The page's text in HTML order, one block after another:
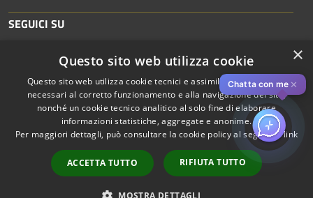
SEGUICI SU
RSS
Accessibilità
Copyright © 2026 • Comune di
Piacenza • Powered by
Municipium• Accesso
redazione
Chatta con me ✕
×
Questo sito web utilizza cookie
Questo sito web utilizza cookie tecnici e assimilati strettamente
necessari al corretto funzionamento e alla navigazione del sito,
nonché un cookie tecnico analitico al solo fine di elaborare
informazioni statistiche, aggregate e anonime.
Per maggiori dettagli, può consultare la cookie policy al seguentelink
ACCETTA TUTTO RIFIUTA TUTTO
MOSTRA DETTAGLI